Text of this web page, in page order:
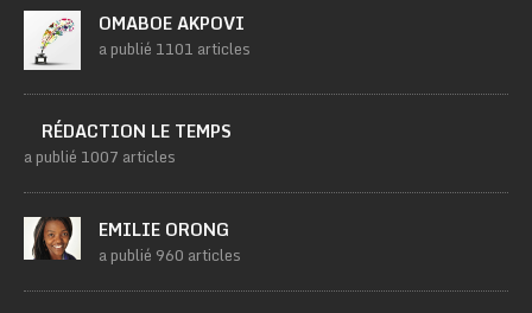
OMABOE AKPOVI
a publié 1101 articles
RÉDACTION LE TEMPS
a publié 1007 articles
EMILIE ORONG
a publié 960 articles